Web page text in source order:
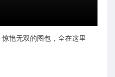
惊艳无双的图包，全在这里